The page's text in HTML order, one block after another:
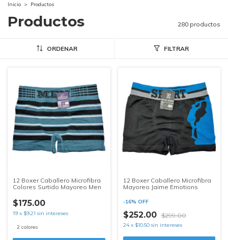
Inicio > Productos
Productos 280 productos
ORDENAR FILTRAR
12 Boxer Caballero Microfibra
Colores Surtido Mayoreo Men
$175.00
19 x $9.21 sin intereses
2 colores
12 Boxer Caballero Microfibra
Mayoreo Jaime Emotions
-16% OFF
$252.00 $299.00
24 x $10.50 sin intereses